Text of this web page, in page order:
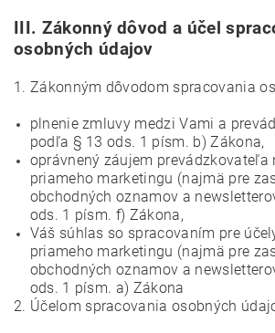
III. Zákonný dôvod a účel
osobných údajov
1. Zákonným dôvodom spracovania
plnenie zmluvy medzi Vami a
podľa § 13 ods. 1 písm. b) Zákona,
oprávnený záujem prevádzkovateľa
priameho marketingu (najmä pre
obchodných oznamov a
ods. 1 písm. f) Zákona,
Váš súhlas so spracovaním pre
priameho marketingu (najmä pre
obchodných oznamov a
ods. 1 písm. a) Zákona
2. Účelom spracovania osobných